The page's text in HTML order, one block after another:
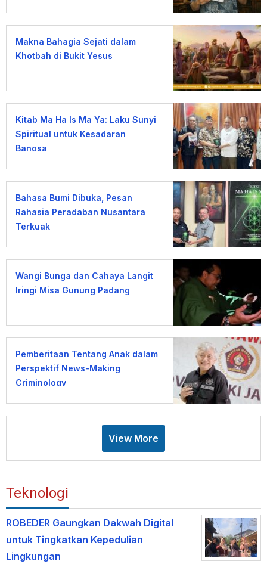
Makna Bahagia Sejati dalam
Khotbah di Bukit Yesus
Kitab Ma Ha Is Ma Ya: Laku Sunyi
Spiritual untuk Kesadaran
Bangsa
Bahasa Bumi Dibuka, Pesan
Rahasia Peradaban Nusantara
Terkuak
Wangi Bunga dan Cahaya Langit
Iringi Misa Gunung Padang
Pemberitaan Tentang Anak dalam
Perspektif News-Making
Criminology
View More
Teknologi
ROBEDER Gaungkan Dakwah Digital
untuk Tingkatkan Kepedulian
Lingkungan